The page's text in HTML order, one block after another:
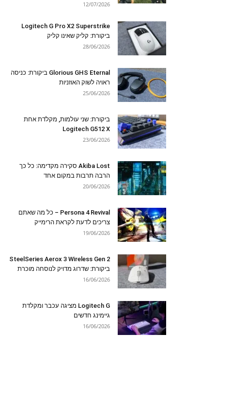
12/07/2026
Logitech G Pro X2 Superstrike
ביקורת: קליק שאינו קליק
28/06/2026
Glorious GHS Eternal ביקורת: כניסה
ראויה לשוק האוזניות
25/06/2026
ביקורת: שני עולמות, מקלדת אחת
Logitech G512 X
23/06/2026
Akiba Lost סקירה מקדימה: כל כך
הרבה תרבות במקום אחד
20/06/2026
Persona 4 Revival – כל מה שאתם
צריכים לדעת לקראת הרימייק
19/06/2026
SteelSeries Aerox 3 Wireless Gen 2
ביקורת: שדרוג מדויק לנוסחה מוכרת
16/06/2026
Logitech G מציגה עכבר ומקלדת
גיימינג חדשים
16/06/2026